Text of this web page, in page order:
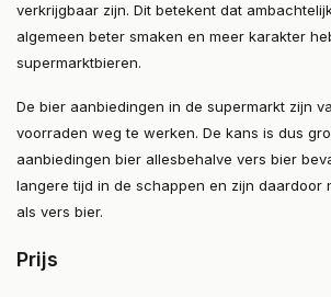
verkrijgbaar zijn. Dit betekent dat
algemeen beter smaken en meer karakter
supermarktbieren.
De bier aanbiedingen in de supermarkt zijn
voorraden weg te werken. De kans is dus
aanbiedingen bier allesbehalve vers bier
langere tijd in de schappen en zijn daardoor
als vers bier.
Prijs